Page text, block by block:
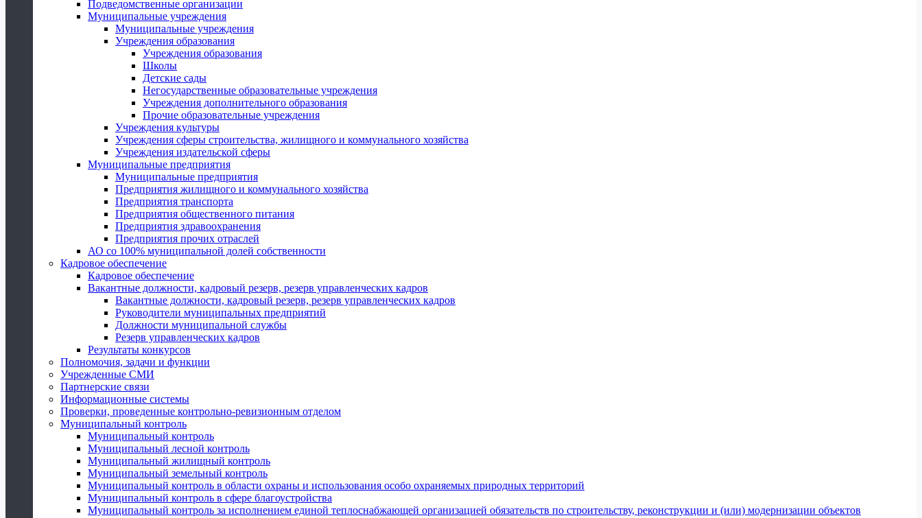
Подведомственные организации
Муниципальные учреждения
Муниципальные учреждения
Учреждения образования
Учреждения образования
Школы
Детские сады
Негосударственные образовательные учреждения
Учреждения дополнительного образования
Прочие образовательные учреждения
Учреждения культуры
Учреждения сферы строительства, жилищного и коммунального хозяйства
Учреждения издательской сферы
Муниципальные предприятия
Муниципальные предприятия
Предприятия жилищного и коммунального хозяйства
Предприятия транспорта
Предприятия общественного питания
Предприятия здравоохранения
Предприятия прочих отраслей
АО со 100% муниципальной долей собственности
Кадровое обеспечение
Кадровое обеспечение
Вакантные должности, кадровый резерв, резерв управленческих кадров
Вакантные должности, кадровый резерв, резерв управленческих кадров
Руководители муниципальных предприятий
Должности муниципальной службы
Резерв управленческих кадров
Результаты конкурсов
Полномочия, задачи и функции
Учрежденные СМИ
Партнерские связи
Информационные системы
Проверки, проведенные контрольно-ревизионным отделом
Муниципальный контроль
Муниципальный контроль
Муниципальный лесной контроль
Муниципальный жилищный контроль
Муниципальный земельный контроль
Муниципальный контроль в области охраны и использования особо охраняемых природных территорий
Муниципальный контроль в сфере благоустройства
Муниципальный контроль за исполнением единой теплоснабжающей организацией обязательств по строительству, реконструкции и (или) модернизации объектов